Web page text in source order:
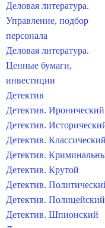
Деловая литература.
Управление, подбор
персонала
Деловая литература.
Ценные бумаги,
инвестиции
Детектив
Детектив. Иронический
Детектив.
Детектив. Классический
Детектив.
Детектив. Крутой
Детектив.
Детектив. Полицейский
Детектив. Шпионский